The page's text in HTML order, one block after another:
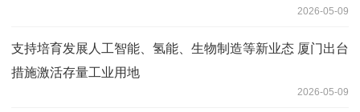
2026-05-09
支持培育发展人工智能、氢能、生物制造等新业态 厦门出台
措施激活存量工业用地
2026-05-09